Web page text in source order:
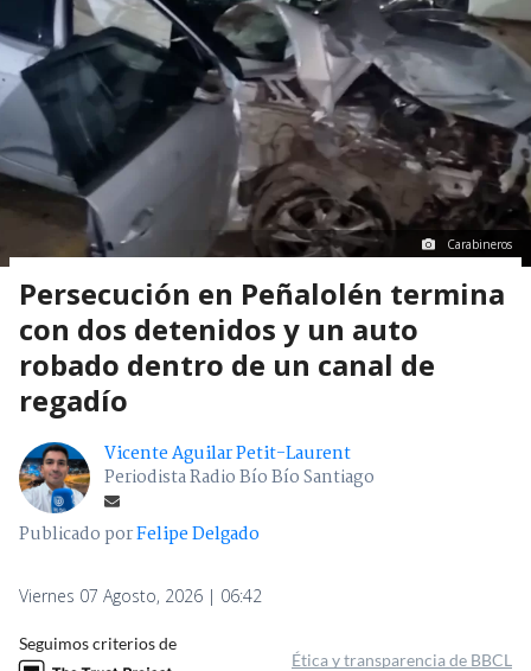
Carabineros
Persecución en Peñalolén termina
con dos detenidos y un auto
robado dentro de un canal de
regadío
Vicente Aguilar Petit-Laurent
Periodista Radio Bío Bío Santiago
Publicado porFelipe Delgado
Viernes 07 Agosto, 2026 | 06:42
Seguimos criterios de
Ética y transparencia de BBCL